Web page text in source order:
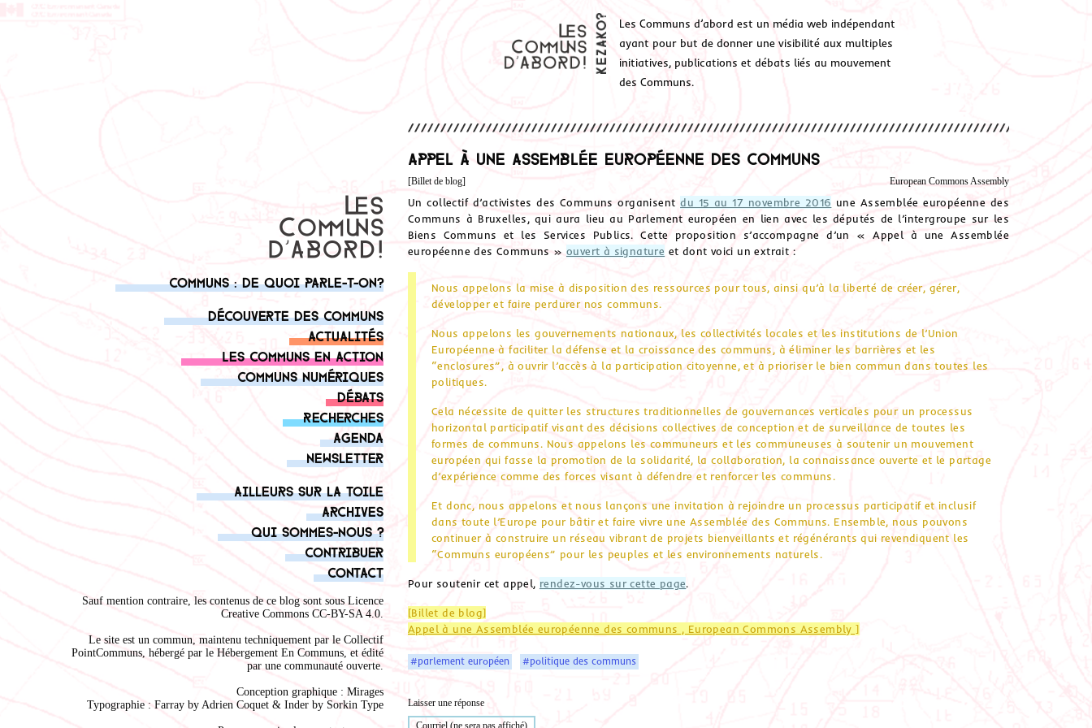
Les Communs d’abord est un média web indépendant
ayant pour but de donner une visibilité aux multiples
initiatives, publications et débats liés au mouvement
des Communs.
Communs : de quoi parle-t-on?
Découverte des communs
Actualités
Les communs en action
Communs numériques
Débats
Recherches
Agenda
Newsletter
Ailleurs sur la toile
Archives
Qui sommes-nous ?
Contribuer
Contact
Sauf mention contraire, les contenus de ce blog sont sous Licence
Creative Commons CC-BY-SA 4.0.
Le site est un commun, maintenu techniquement par le Collectif
PointCommuns, hébergé par le Hébergement En Communs, et édité
par une communauté ouverte.
Conception graphique : Mirages
Typographie : Farray by Adrien Coquet & Inder by Sorkin Type
Appel à une Assemblée européenne des Communs
[Billet de blog] European Commons Assembly
Un collectif d’activistes des Communs organisentdu 15 au 17 novembre 2016 une Assemblée européenne des
Communs à Bruxelles, qui aura lieu au Parlement européen en lien avec les députés de l’intergroupe sur les
Biens Communs et les Services Publics. Cette proposition s’accompagne d’un « Appel à une Assemblée
européenne des Communs » ouvert à signature et dont voici un extrait :
Nous appelons la mise à disposition des ressources pour tous, ainsi qu’à la liberté de créer, gérer,
développer et faire perdurer nos communs.
Nous appelons les gouvernements nationaux, les collectivités locales et les institutions de l’Union
Européenne à faciliter la défense et la croissance des communs, à éliminer les barrières et les
“enclosures”, à ouvrir l’accès à la participation citoyenne, et à prioriser le bien commun dans toutes les
politiques.
Cela nécessite de quitter les structures traditionnelles de gouvernances verticales pour un processus
horizontal participatif visant des décisions collectives de conception et de surveillance de toutes les
formes de communs. Nous appelons les communeurs et les communeuses à soutenir un mouvement
européen qui fasse la promotion de la solidarité, la collaboration, la connaissance ouverte et le partage
d’expérience comme des forces visant à défendre et renforcer les communs.
Et donc, nous appelons et nous lançons une invitation à rejoindre un processus participatif et inclusif
dans toute l’Europe pour bâtir et faire vivre une Assemblée des Communs. Ensemble, nous pouvons
continuer à construire un réseau vibrant de projets bienveillants et régénérants qui revendiquent les
“Communs européens” pour les peuples et les environnements naturels.
Pour soutenir cet appel, rendez-vous sur cette page.
[Billet de blog]
Appel à une Assemblée européenne des communs , European Commons Assembly ]
#parlement européen #politique des communs
Laisser une réponse